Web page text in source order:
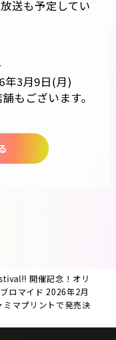
送も予定してい
年3月9日(月)
もございます。
開催記念！オリ
ロマイド 2026年2月
マプリントで発売決